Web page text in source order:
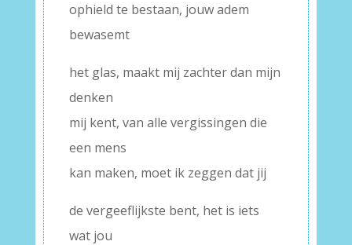
ophield te bestaan, jouw adem
bewasemt
het glas, maakt mij zachter dan mijn
denken
mij kent, van alle vergissingen die
een mens
kan maken, moet ik zeggen dat jij
de vergeeflijkste bent, het is iets
wat jou